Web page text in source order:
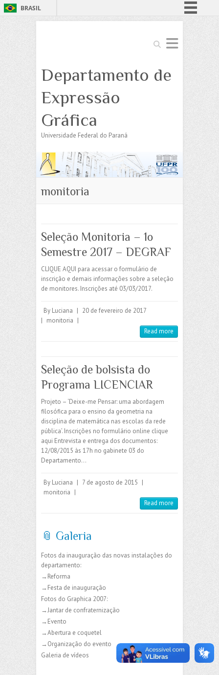
BRASIL
Simplifique!
Comunica BR
Acesso à informação
Search
Departamento de
Expressão
Gráfica
Universidade Federal do Paraná
monitoria
Seleção Monitoria – 1o
Semestre 2017 – DEGRAF
CLIQUE AQUI para acessar o formulário de
inscrição e demais informações sobre a seleção
de monitores. Inscrições até 03/03/2017.
By Luciana | 20 de fevereiro de 2017
| monitoria |
Read more
Seleção de bolsista do
Programa LICENCIAR
Projeto – ‘Deixe-me Pensar: uma abordagem
filosófica para o ensino da geometria na
disciplina de matemática nas escolas da rede
pública’. Inscrições no formulário online clique
aqui Entrevista e entrega dos documentos:
12/08/2015 às 17h no gabinete 03 do
Departamento…
By Luciana | 7 de agosto de 2015 |
monitoria |
Read more
📎 Galeria
Fotos da inauguração das novas instalações do
departamento:
→Reforma
→Festa de inauguração
Fotos do Graphica 2007:
→Jantar de confraternização
→Evento
→Abertura e coquetel
→Organização do evento
Galeria de vídeos